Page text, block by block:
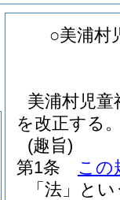
○美浦村
美浦村児童
を改正する
(趣旨)
第1条
この
「法」と